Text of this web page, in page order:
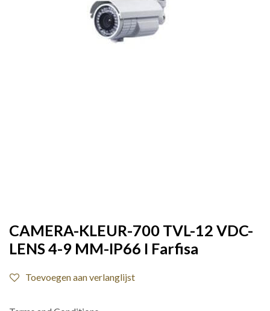
CAMERA-KLEUR-700 TVL-12 VDC-
LENS 4-9 MM-IP66 I Farfisa
Toevoegen aan verlanglijst